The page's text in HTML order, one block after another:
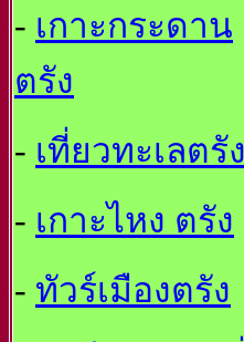
- เกาะกระดาน
ตรัง
- เที่ยวทะเลตรัง
- เกาะไหง ตรัง
- ทัวร์เมืองตรัง